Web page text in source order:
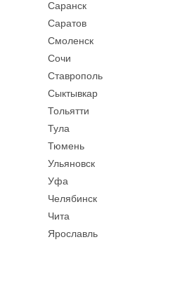
Саранск
Саратов
Смоленск
Сочи
Ставрополь
Сыктывкар
Тольятти
Тула
Тюмень
Ульяновск
Уфа
Челябинск
Чита
Ярославль